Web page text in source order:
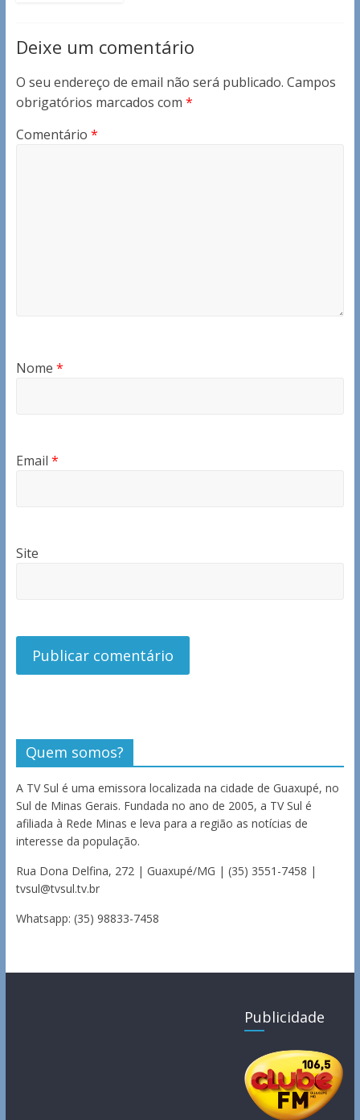
Deixe um comentário
O seu endereço de email não será publicado. Campos
obrigatórios marcados com *
Comentário *
Nome *
Email *
Site
Quem somos?
A TV Sul é uma emissora localizada na cidade de Guaxupé, no
Sul de Minas Gerais. Fundada no ano de 2005, a TV Sul é
afiliada à Rede Minas e leva para a região as notícias de
interesse da população.
Rua Dona Delfina, 272 | Guaxupé/MG | (35) 3551-7458 |
tvsul@tvsul.tv.br
Whatsapp: (35) 98833-7458
Publicidade